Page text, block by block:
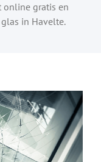
online gratis en
in Havelte.